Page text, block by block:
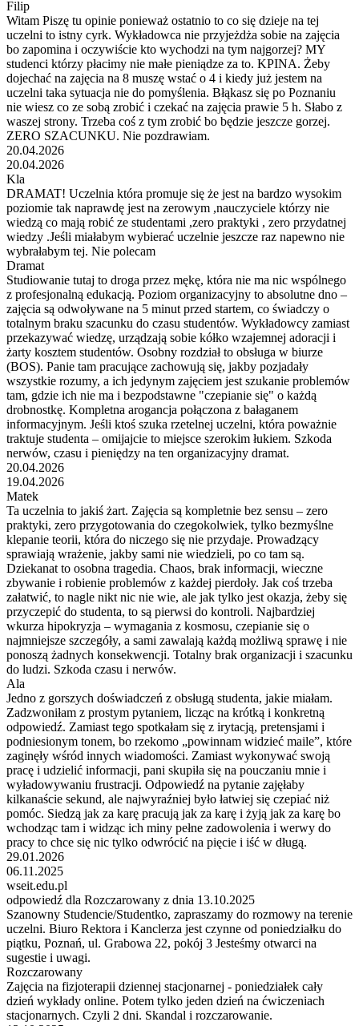
Filip
Witam Piszę tu opinie ponieważ ostatnio to co się dzieje na tej
uczelni to istny cyrk. Wykładowca nie przyjeżdża sobie na zajęcia
bo zapomina i oczywiście kto wychodzi na tym najgorzej? MY
studenci którzy płacimy nie małe pieniądze za to. KPINA. Żeby
dojechać na zajęcia na 8 muszę wstać o 4 i kiedy już jestem na
uczelni taka sytuacja nie do pomyślenia. Błąkasz się po Poznaniu
nie wiesz co ze sobą zrobić i czekać na zajęcia prawie 5 h. Słabo z
waszej strony. Trzeba coś z tym zrobić bo będzie jeszcze gorzej.
ZERO SZACUNKU. Nie pozdrawiam.
20.04.2026
20.04.2026
Kla
DRAMAT! Uczelnia która promuje się że jest na bardzo wysokim
poziomie tak naprawdę jest na zerowym ,nauczyciele którzy nie
wiedzą co mają robić ze studentami ,zero praktyki , zero przydatnej
wiedzy .Jeśli miałabym wybierać uczelnie jeszcze raz napewno nie
wybrałabym tej. Nie polecam
Dramat
Studiowanie tutaj to droga przez mękę, która nie ma nic wspólnego
z profesjonalną edukacją. Poziom organizacyjny to absolutne dno –
zajęcia są odwoływane na 5 minut przed startem, co świadczy o
totalnym braku szacunku do czasu studentów. Wykładowcy zamiast
przekazywać wiedzę, urządzają sobie kółko wzajemnej adoracji i
żarty kosztem studentów. Osobny rozdział to obsługa w biurze
(BOS). Panie tam pracujące zachowują się, jakby pozjadały
wszystkie rozumy, a ich jedynym zajęciem jest szukanie problemów
tam, gdzie ich nie ma i bezpodstawne "czepianie się" o każdą
drobnostkę. Kompletna arogancja połączona z bałaganem
informacyjnym. Jeśli ktoś szuka rzetelnej uczelni, która poważnie
traktuje studenta – omijajcie to miejsce szerokim łukiem. Szkoda
nerwów, czasu i pieniędzy na ten organizacyjny dramat.
20.04.2026
19.04.2026
Matek
Ta uczelnia to jakiś żart. Zajęcia są kompletnie bez sensu – zero
praktyki, zero przygotowania do czegokolwiek, tylko bezmyślne
klepanie teorii, która do niczego się nie przydaje. Prowadzący
sprawiają wrażenie, jakby sami nie wiedzieli, po co tam są.
Dziekanat to osobna tragedia. Chaos, brak informacji, wieczne
zbywanie i robienie problemów z każdej pierdoły. Jak coś trzeba
załatwić, to nagle nikt nic nie wie, ale jak tylko jest okazja, żeby się
przyczepić do studenta, to są pierwsi do kontroli. Najbardziej
wkurza hipokryzja – wymagania z kosmosu, czepianie się o
najmniejsze szczegóły, a sami zawalają każdą możliwą sprawę i nie
ponoszą żadnych konsekwencji. Totalny brak organizacji i szacunku
do ludzi. Szkoda czasu i nerwów.
Ala
Jedno z gorszych doświadczeń z obsługą studenta, jakie miałam.
Zadzwoniłam z prostym pytaniem, licząc na krótką i konkretną
odpowiedź. Zamiast tego spotkałam się z irytacją, pretensjami i
podniesionym tonem, bo rzekomo „powinnam widzieć maile”, które
zaginęły wśród innych wiadomości. Zamiast wykonywać swoją
pracę i udzielić informacji, pani skupiła się na pouczaniu mnie i
wyładowywaniu frustracji. Odpowiedź na pytanie zajęłaby
kilkanaście sekund, ale najwyraźniej było łatwiej się czepiać niż
pomóc. Siedzą jak za karę pracują jak za karę i żyją jak za karę bo
wchodząc tam i widząc ich miny pełne zadowolenia i werwy do
pracy to chce się nic tylko odwrócić na pięcie i iść w długą.
29.01.2026
06.11.2025
wseit.edu.pl
odpowiedź dla Rozczarowany z dnia 13.10.2025
Szanowny Studencie/Studentko, zapraszamy do rozmowy na terenie
uczelni. Biuro Rektora i Kanclerza jest czynne od poniedziałku do
piątku, Poznań, ul. Grabowa 22, pokój 3 Jesteśmy otwarci na
sugestie i uwagi.
Rozczarowany
Zajęcia na fizjoterapii dziennej stacjonarnej - poniedziałek cały
dzień wykłady online. Potem tylko jeden dzień na ćwiczeniach
stacjonarnych. Czyli 2 dni. Skandal i rozczarowanie.